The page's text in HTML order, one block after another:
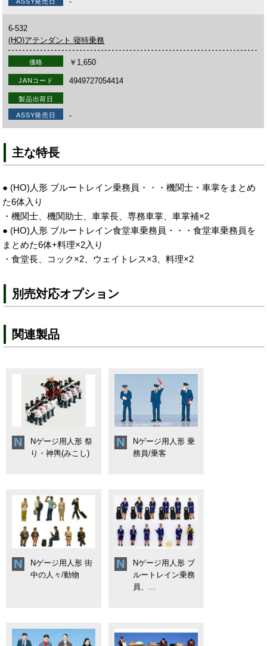
6-532
(HO)アテンダント 寝特乗務
価格 ￥1,650
JANコード 4949727054414
製品出荷日
ASSY発売日 -
主な特長
● (HO)人形 ブルートレイン乗務員・・・機関士・車掌をまとめ
た6体入り
・機関士、機関助士、車掌長、専務車掌、車掌補×2
● (HO)人形 ブルートレイン食堂車乗務員・・・食堂車乗務員を
まとめた6体+料理×2入り
・食堂長、コック×2、ウェイトレス×3、料理×2
別売対応オプション
関連製品
Nゲージ用人形 祭
り・神輿(みこし)
Nゲージ用人形 乗
務員/乗客
Nゲージ用人形 街
中の人々/動物
Nゲージ用人形 ブ
ルートレイン乗務
員、...